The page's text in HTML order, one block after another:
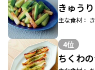
きゅう
主な食材：
4位
ちくわ